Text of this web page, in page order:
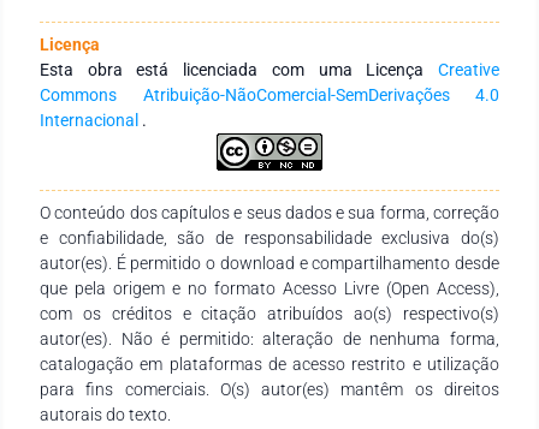
associados a demais comorbidades, como a Deficiência
Intelectual, Transtorno de Atenção e Hiperatividade e
Transtorno Opositivo Desafiador. Sabemos da dificuldades
encontradas para a realização de um diagnóstico precoce
que muito auxiliará no processo de intervenção e prognóstico
da pessoa com TEA. Infelizmente apesar de toda a literatura
existente, percebe-se que muitos profissionais ainda não
possuem uma formação sólida, acadêmica, atrelada a uma
prática eficaz que visa a qualidade de vida da pessoa e não o
seu diagnóstico em si. Possuir um diagnóstico possibilita
“acessos” a direitos, porém é dever do Estado ofertar terapias
que foquem no comportamento da pessoa com autismo e
otimize assim a socialização, comunicação e o seu
desenvolvimento como um todo. Agradeço imensamente à
todos os pesquisadores autores dos capítulos, que com
afinco se dedicam a estudar o Transtorno do Espectro Autista
Licença
Esta obra está licenciada com uma Licença Creative
Commons Atribuição-NãoComercial-SemDerivações 4.0
Internacional .
O conteúdo dos capítulos e seus dados e sua forma, correção
e confiabilidade, são de responsabilidade exclusiva do(s)
autor(es). É permitido o download e compartilhamento desde
que pela origem e no formato Acesso Livre (Open Access),
com os créditos e citação atribuídos ao(s) respectivo(s)
autor(es). Não é permitido: alteração de nenhuma forma,
catalogação em plataformas de acesso restrito e utilização
para fins comerciais. O(s) autor(es) mantêm os direitos
autorais do texto.